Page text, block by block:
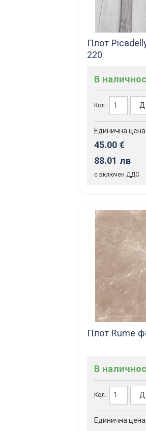
Плот
220
В
Кол.:
Единична цена:
45.00 €
88.01 лв
с включен ДДС
Плот Rume
В
Кол.:
Единична цена: